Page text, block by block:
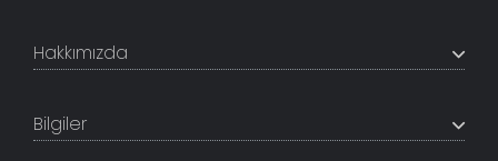
Hakkımızda
TabloShop, müşteri memnuniyetini en üst seviyede
tutmaya çalışır. Uzman kadrosu ile profesyonel işçilikle
Bilgiler